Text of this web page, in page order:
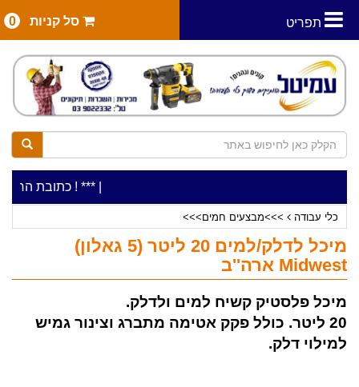
תפריט סל קניות 0
***כתובת החנות: רח' המלאכה 2, ביתן 8 ***כלי עבודה להשכרה בתעריף יומי משתלם ! ***
כלי עבודה >>>מבצעים חמים>>>
מיכל לדלק/למים 20 ליטר (5 גאלון)
Midwest ארה''ב
מיכל פלסטיק קשיח למים ולדלק.
20 ליטר. כולל פקק אטימה מתברג וצינור גמיש
למילוי דלק.